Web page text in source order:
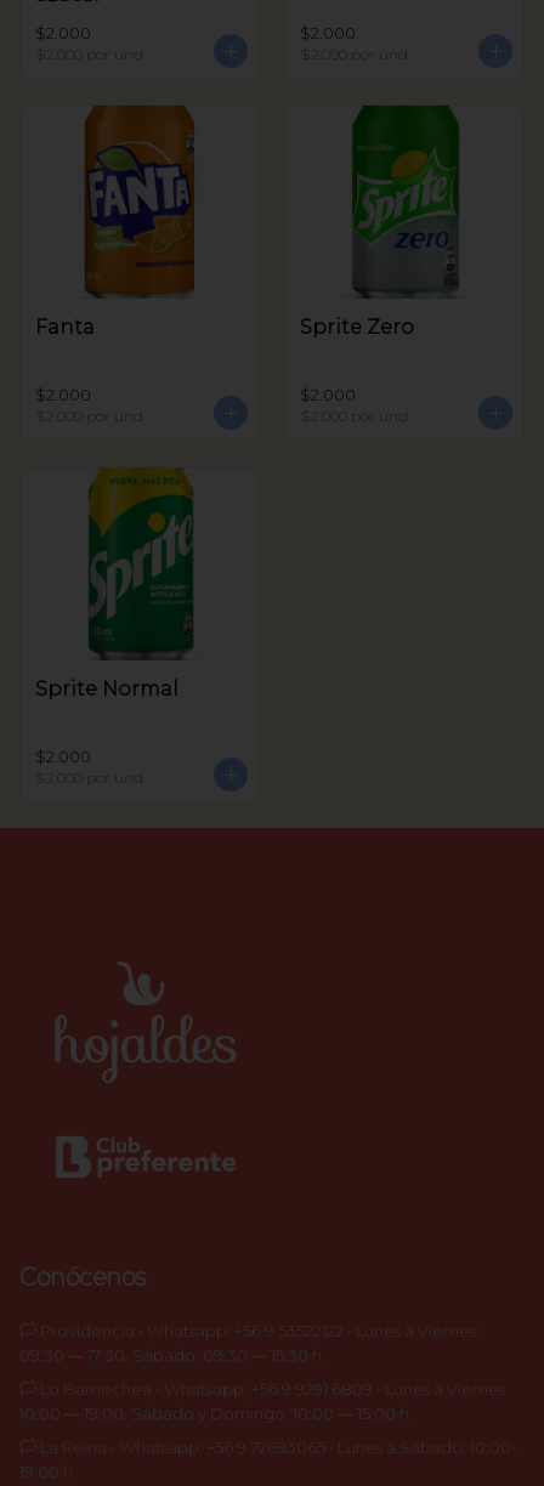
$2.000
$2.000 por und
$2.000
$2.000 por und
Fanta
$2.000
$2.000 por und
Sprite Zero
$2.000
$2.000 por und
Sprite Normal
$2.000
$2.000 por und
Conócenos
🏳️ Providencia • Whatsapp: +56 9 53522122 • Lunes a Viernes:
09:30 ― 17:30. Sábado: 09:30 ― 15:30 h.
🏳️ Lo Barnechea • Whatsapp: +56 9 9291 6809 • Lunes a Viernes
10:00 ― 19:00. Sábado y Domingo: 10:00 ― 15:00 h.
🏳️ La Reina • Whatsapp: +56 9 72693065 • Lunes a Sábado: 10:00-
19:00 h